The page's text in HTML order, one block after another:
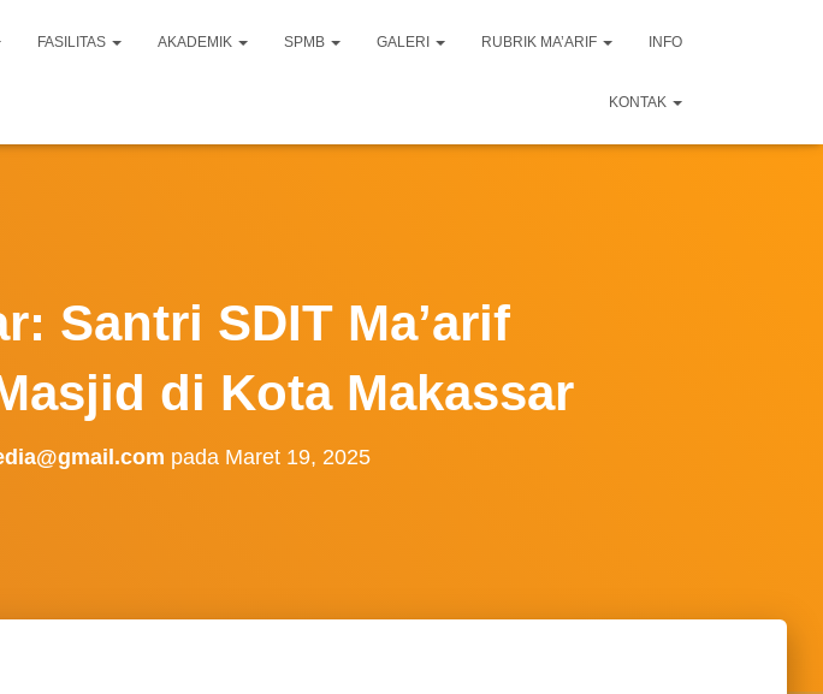
FASILITAS AKADEMIK SPMB GALERI RUBRIK MA’ARIF INFO
KONTAK
Santri SDIT Ma’arif
di Kota Makassar
pada Maret 19, 2025